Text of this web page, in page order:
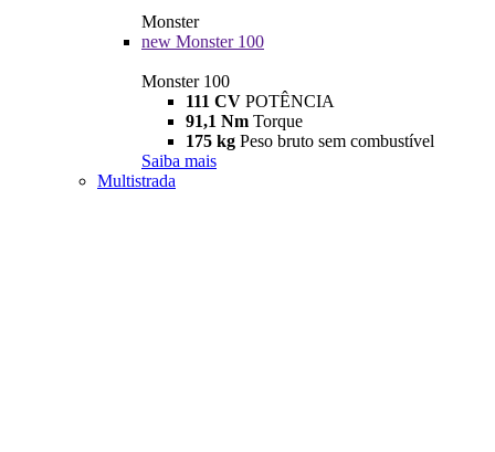
Monster
new Monster 100
Monster 100
111 CV POTÊNCIA
91,1 Nm Torque
175 kg Peso bruto sem combustível
Saiba mais
Multistrada